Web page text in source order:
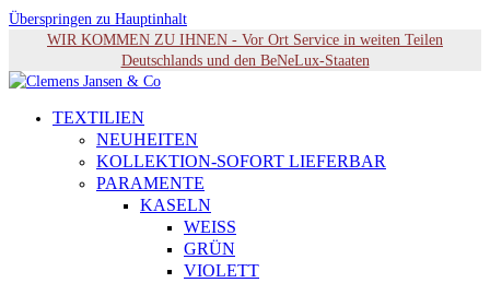
Überspringen zu Hauptinhalt
WIR KOMMEN ZU IHNEN - Vor Ort Service in weiten Teilen
Deutschlands und den BeNeLux-Staaten
TEXTILIEN
NEUHEITEN
KOLLEKTION-SOFORT LIEFERBAR
PARAMENTE
KASELN
WEISS
GRÜN
VIOLETT